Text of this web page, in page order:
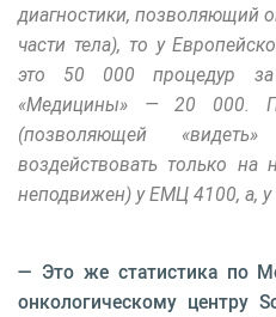
диагностики, позволяющий
части тела), то у
это 50 000 процедур
«Медицины» — 20 000.
(позволяющей
воздействовать только
неподвижен) у ЕМЦ 4100, а,
— Это же статистика по
онкологическому центру